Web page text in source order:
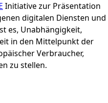
Initiative zur Präsentation
digitalen Diensten und
es, Unabhängigkeit,
in den Mittelpunkt der
Verbraucher,
zu stellen.